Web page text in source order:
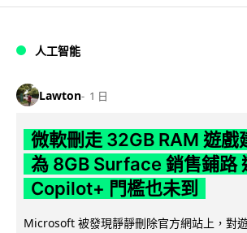
人工智能
Lawton 1 日
微軟刪走 32GB RAM 遊戲
為 8GB Surface 銷售鋪路
Copilot+ 門檻也未到
Microsoft 被發現靜靜刪除官方網站上，對